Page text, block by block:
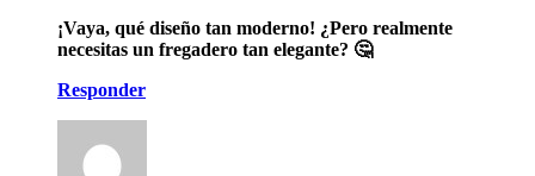
¡Vaya, qué diseño tan moderno! ¿Pero realmente
necesitas un fregadero tan elegante? 🤔
Responder